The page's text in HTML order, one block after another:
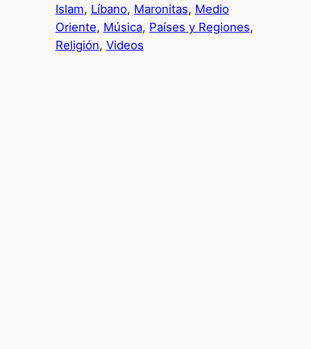
Islam, Líbano, Maronitas, Medio
Oriente, Música, Países y Regiones
Religión, Videos